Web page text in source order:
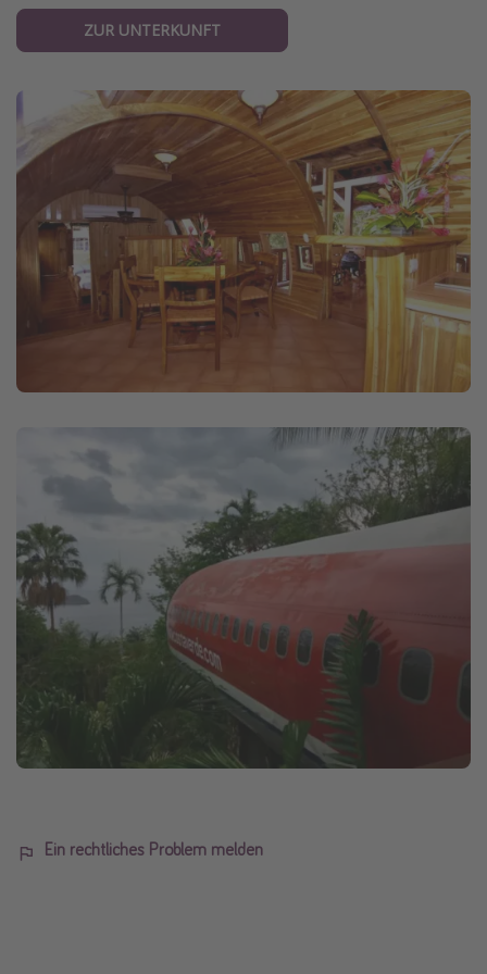
ZUR UNTERKUNFT
Ein rechtliches Problem melden